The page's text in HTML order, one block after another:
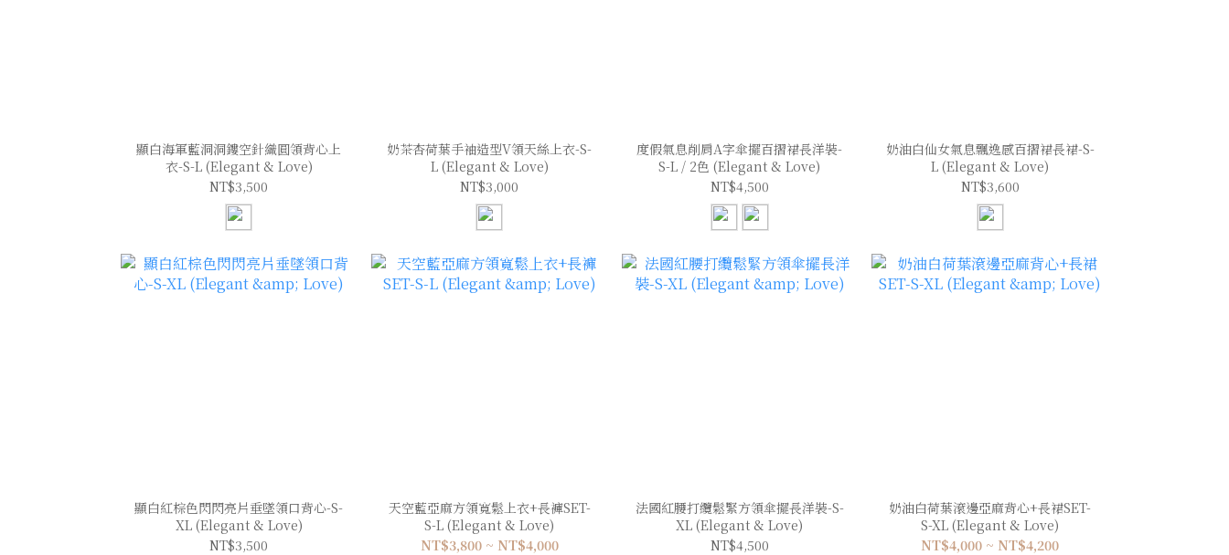
顯白海軍藍洞洞鏤空針織圓領背心上
衣-S-L (Elegant & Love)
NT$3,500
奶茶杏荷葉手袖造型V領天絲上衣-S-
L (Elegant & Love)
NT$3,000
度假氣息削肩A字傘擺百摺裙長洋裝-
S-L / 2色 (Elegant & Love)
NT$4,500
奶油白仙女氣息飄逸感百摺裙長裙-S-
L (Elegant & Love)
NT$3,600
顯白紅棕色閃閃亮片垂墜領口背心-S-
XL (Elegant & Love)
NT$3,500
天空藍亞麻方領寬鬆上衣+長褲SET-
S-L (Elegant & Love)
NT$3,800 ~ NT$4,000
法國紅腰打纜鬆緊方領傘擺長洋裝-S-
XL (Elegant & Love)
NT$4,500
奶油白荷葉滾邊亞麻背心+長裙SET-
S-XL (Elegant & Love)
NT$4,000 ~ NT$4,200